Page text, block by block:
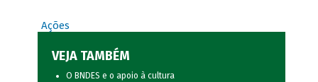
Ações
VEJA TAMBÉM
O BNDES e o apoio à cultura